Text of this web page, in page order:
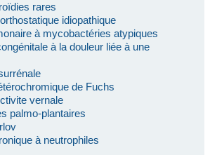
rares
idiopathique
à mycobactéries atypiques
à la douleur liée à une
de Fuchs
vernale
palmo-plantaires
à neutrophiles